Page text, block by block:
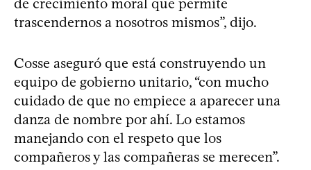
trascendernos a nosotros mismos”, dijo.
Cosse aseguró que está construyendo un
equipo de gobierno unitario, “con mucho
cuidado de que no empiece a aparecer una
danza de nombre por ahí. Lo estamos
manejando con el respeto que los
compañeros y las compañeras se merecen”.